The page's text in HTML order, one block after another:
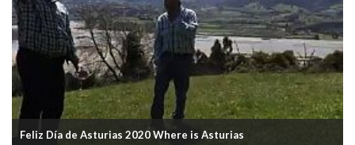
Feliz Día de Asturias 2020 Where is Asturias